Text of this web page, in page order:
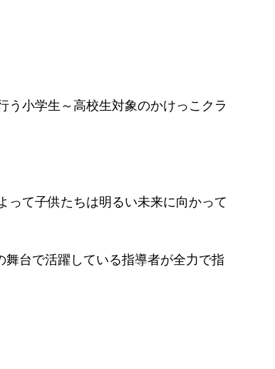
う小学生～高校生対象のかけっこクラ
って子供たちは明るい未来に向かって
舞台で活躍している指導者が​全力で指